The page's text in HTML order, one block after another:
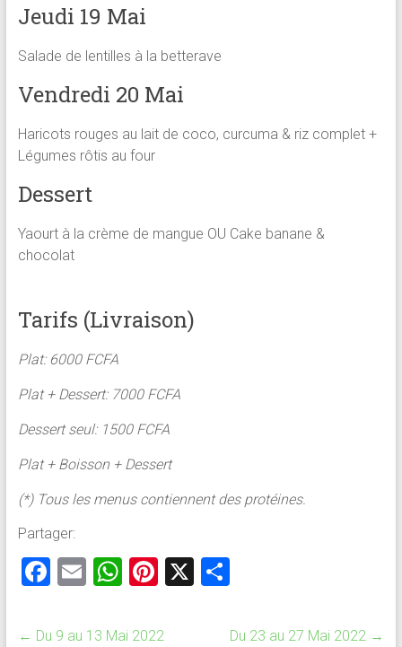
Jeudi 19 Mai
Salade de lentilles à la betterave
Vendredi 20 Mai
Haricots rouges au lait de coco, curcuma & riz complet +
Légumes rôtis au four
Dessert
Yaourt à la crème de mangue OU Cake banane &
chocolat
Tarifs (Livraison)
Plat: 6000 FCFA
Plat + Dessert: 7000 FCFA
Dessert seul: 1500 FCFA
Plat + Boisson + Dessert
(*) Tous les menus contiennent des protéines.
Partager:
F
ce
E
ai
W
at
Pi
er
X P
ta
← Du 9 au 13 Mai 2022 Du 23 au 27 Mai 2022 →